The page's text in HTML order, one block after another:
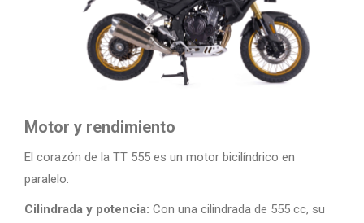
Motor y rendimiento
El corazón de la TT 555 es un motor bicilíndrico en
paralelo.
Cilindrada y potencia: Con una cilindrada de 555 cc, su